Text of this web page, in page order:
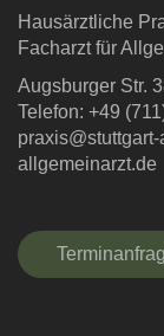
Hausärztliche
Facharzt für
Augsburger Str.
Telefon: +49
allgemeinarzt.de